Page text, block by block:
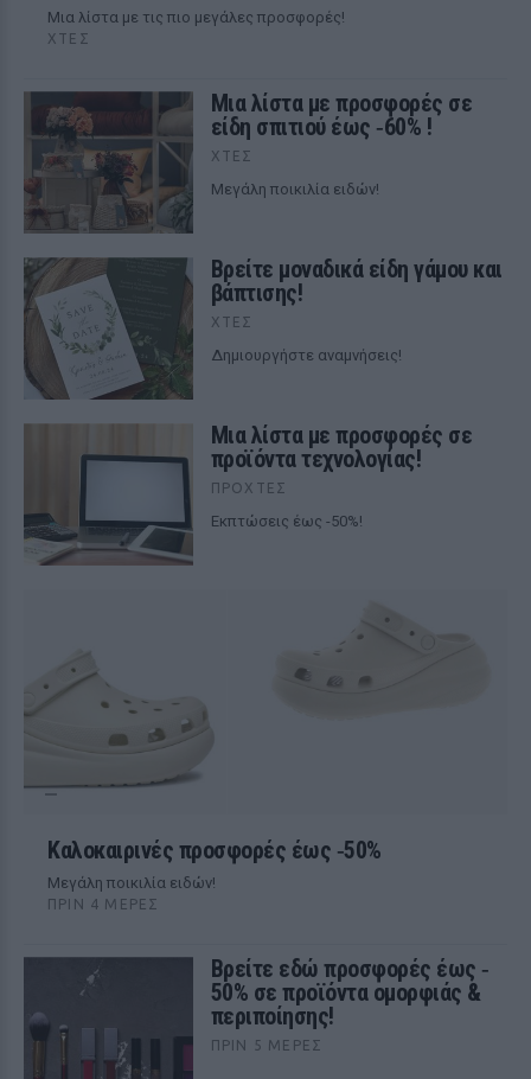
Μια λίστα με τις πιο μεγάλες προσφορές!
ΧΤΕΣ
Μια λίστα με προσφορές σε
είδη σπιτιού έως ‑60% !
ΧΤΕΣ
Μεγάλη ποικιλία ειδών!
Βρείτε μοναδικά είδη γάμου και
βάπτισης!
ΧΤΕΣ
Δημιουργήστε αναμνήσεις!
Μια λίστα με προσφορές σε
προϊόντα τεχνολογίας!
ΠΡΟΧΤΈΣ
Εκπτώσεις έως -50%!
Kαλοκαιρινές προσφορές έως ‑50%
Μεγάλη ποικιλία ειδών!
ΠΡΙΝ 4 ΜΈΡΕΣ
Βρείτε εδώ προσφορές έως ‑
50% σε προϊόντα ομορφιάς &
περιποίησης!
ΠΡΙΝ 5 ΜΈΡΕΣ